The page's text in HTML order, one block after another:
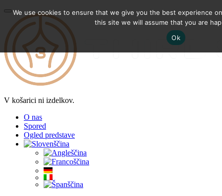
V košarici ni izdelkov.
O nas
Spored
Ogled predstave
We use cookies to ensure that we give you the best experience
this site we will assume that you are
Ok